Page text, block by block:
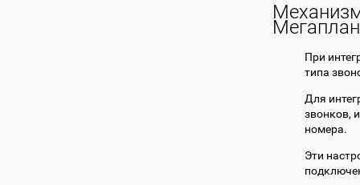
При
типа
Для
звонков,
номера.
Эти